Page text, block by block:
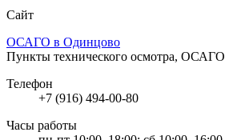
Сайт
ОСАГО в Одинцово
Пункты технического осмотра, ОСАГО
Телефон
+7 (916) 494-00-80
Часы работы